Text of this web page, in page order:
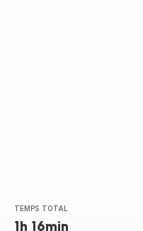
TEMPS TOTAL
1h 16min